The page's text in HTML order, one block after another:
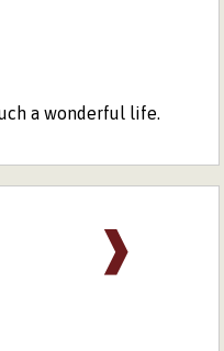
a wonderful life.
❱